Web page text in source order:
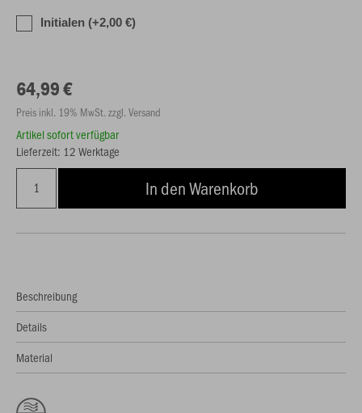
Initialen (+2,00 €)
64,99 €
Preis inkl. 19% MwSt. zzgl. Versand
Artikel sofort verfügbar
Lieferzeit: 12 Werktage
In den Warenkorb
Beschreibung
Details
Material